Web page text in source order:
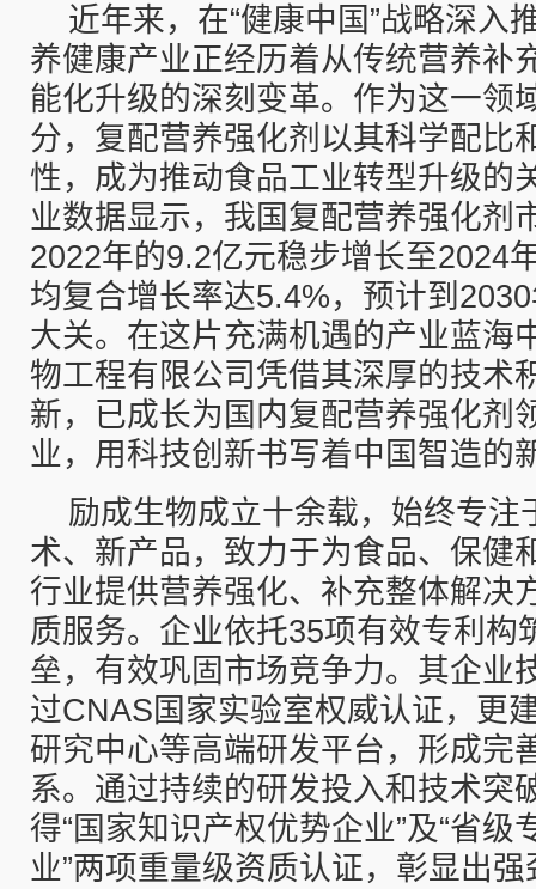
近年来，在“健康中国”战略深入
养健康产业正经历着从传统营养补
能化升级的深刻变革。作为这一领
分，复配营养强化剂以其科学配比
性，成为推动食品工业转型升级的
业数据显示，我国复配营养强化剂
2022年的9.2亿元稳步增长至2024
均复合增长率达5.4%，预计到
大关。在这片充满机遇的产业蓝海
物工程有限公司凭借其深厚的技术
新，已成长为国内复配营养强化剂
业，用科技创新书写着中国智造的
励成生物成立十余载，始终专注
术、新产品，致力于为食品、保健
行业提供营养强化、补充整体解决
质服务。企业依托35项有效专利构
垒，有效巩固市场竞争力。其企业
过CNAS国家实验室权威认证，更
研究中心等高端研发平台，形成完
系。通过持续的研发投入和技术突
得“国家知识产权优势企业”及“省级
业”两项重量级资质认证，彰显出